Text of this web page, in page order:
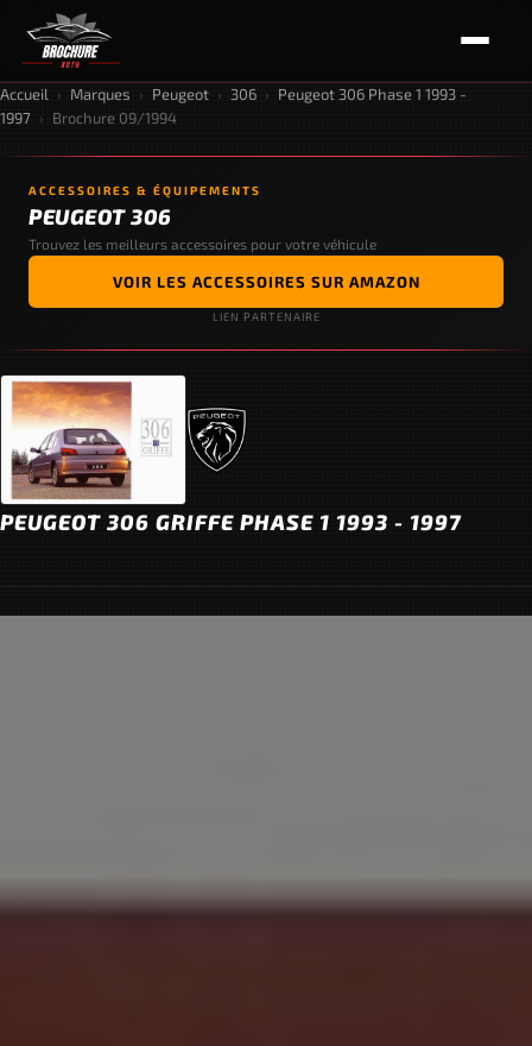
Accueil › Marques › Peugeot › 306 › Peugeot 306 Phase 1 1993 -
1997 › Brochure 09/1994
ACCESSOIRES & ÉQUIPEMENTS
PEUGEOT 306
Trouvez les meilleurs accessoires pour votre véhicule
VOIR LES ACCESSOIRES SUR AMAZON
LIEN PARTENAIRE
PEUGEOT 306 GRIFFE PHASE 1 1993 - 1997